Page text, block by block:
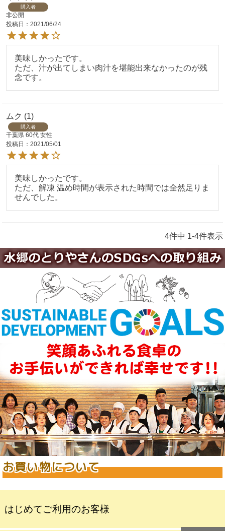
購入者
非公開
投稿日
2021/06/24
美味しかったです。
ただ、汁が出てしまい肉汁を堪能出来なかったのが残
ムク 1
購入者
千葉県 60代 女性
投稿日
2021/05/01
美味しかったです。
ただ、解凍 温め時間が表示された時間では全然足りま
せんでした。
4件中 1-4件表示
お買い物について
はじめてご利用のお客様